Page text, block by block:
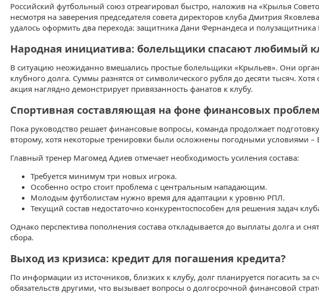
Российский футбольный союз отреагировал быстро, наложив на «Крылья
несмотря на заверения председателя совета директоров клуба Дмитрия
удалось оформить два перехода: защитника Дани Фернандеса и полузащитника
Народная инициатива: болельщики спасают любимый
В ситуацию неожиданно вмешались простые болельщики «Крыльев». Они
клубного долга. Суммы разнятся от символического рубля до десяти тысяч.
акция наглядно демонстрирует привязанность фанатов к клубу.
Спортивная составляющая на фоне финансовых проблем
Пока руководство решает финансовые вопросы, команда продолжает
второму, хотя некоторые тренировки были осложнены погодными условиями –
Главный тренер Магомед Адиев отмечает необходимость усиления состава:
Требуется минимум три новых игрока.
Особенно остро стоит проблема с центральным нападающим.
Молодым футболистам нужно время для адаптации к уровню РПЛ.
Текущий состав недостаточно конкурентоспособен для решения задач
Однако перспектива пополнения состава откладывается до выплаты долга и
сбора.
Выход из кризиса: кредит для погашения кредита?
По информации из источников, близких к клубу, долг планируется погасить за
обязательств другими, что вызывает вопросы о долгосрочной финансовой